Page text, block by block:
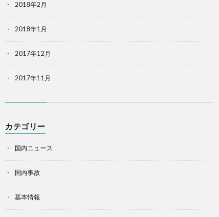
2018年2月
2018年1月
2017年12月
2017年11月
カテゴリー
国内ニュース
国内事故
基本情報